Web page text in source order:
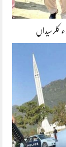
کلرسیداں